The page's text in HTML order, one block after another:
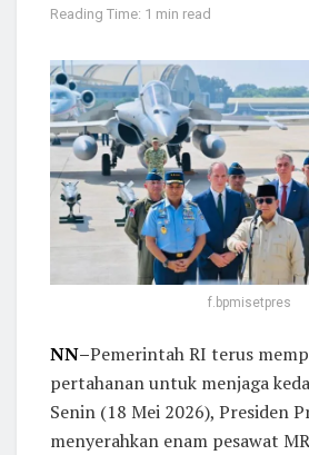
Reading Time: 1 min read
f.bpmisetpres
NN–Pemerintah RI terus
pertahanan untuk menjaga
Senin (18 Mei 2026), Presiden
menyerahkan enam pesawat